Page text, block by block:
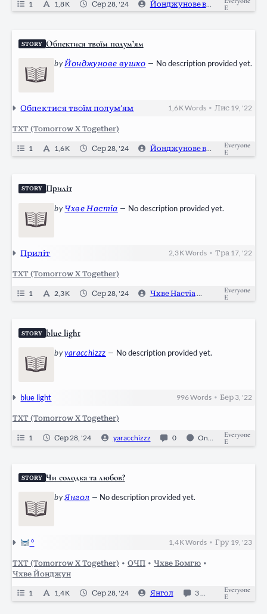
1 1,8 K Сер 28, '24 Йонджунове вушко 0
E
STORY Обпектися твоїм полум’ям
byЙонджунове вушко — No description provided yet.
Обпектися твоїм полум’ям 1,6 KWords •Лис 19, '22
TXT (Tomorrow X Together)
1 1,6 K Сер 28, '24 Йонджунове вушко 2
Everyone
E
STORY Приліт
byЧхве Настіа — No description provided yet.
Приліт 2,3 KWords •Тра 17, '22
TXT (Tomorrow X Together)
1 2,3 K Сер 28, '24 Чхве Настіа
Everyone
E
STORY blue light
byyaracchizzz — No description provided yet.
blue light 996Words •Бер 3, '22
TXT (Tomorrow X Together)
1 Сер 28, '24 yaracchizzz 0 Ongoing
Everyone
E
STORY Чи солодка та любов?
byЯнгол — No description provided yet.
° 1,4 KWords •Гру 19, '23
TXT (Tomorrow X Together) • ОЧП • Чхве Бомгю •
Чхве Йонджун
1 1,4 K Сер 28, '24 Янгол 3 Ongoing
Everyone
E